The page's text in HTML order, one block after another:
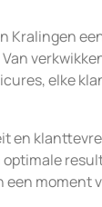
Kralingen
elke
en
moment